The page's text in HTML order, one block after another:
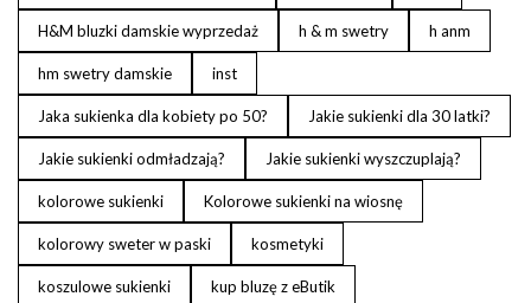
H&M bluzki damskie wyprzedaż h & m swetry h anm
hm swetry damskie inst
Jaka sukienka dla kobiety po 50? Jakie sukienki dla 30 latki?
Jakie sukienki odmładzają? Jakie sukienki wyszczuplają?
kolorowe sukienki Kolorowe sukienki na wiosnę
kolorowy sweter w paski kosmetyki
koszulowe sukienki kup bluzę z eButik